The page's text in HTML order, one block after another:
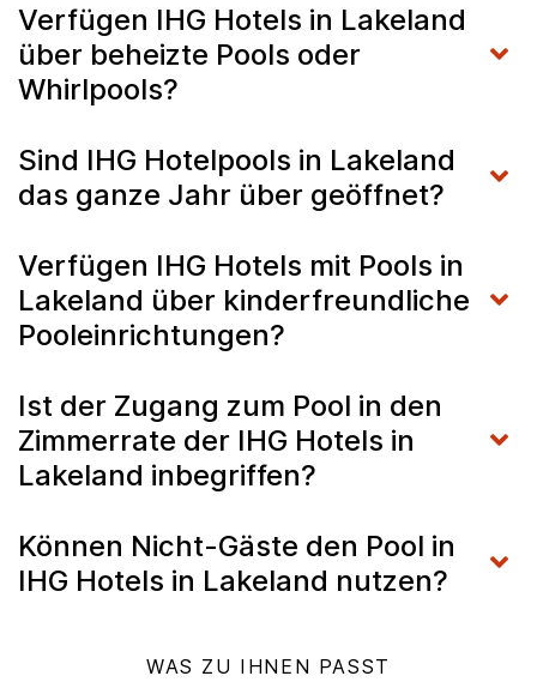
Verfügen IHG Hotels in Lakeland
über beheizte Pools oder
Whirlpools?
Sind IHG Hotelpools in Lakeland
das ganze Jahr über geöffnet?
Verfügen IHG Hotels mit Pools in
Lakeland über kinderfreundliche
Pooleinrichtungen?
Ist der Zugang zum Pool in den
Zimmerrate der IHG Hotels in
Lakeland inbegriffen?
Können Nicht-Gäste den Pool in
IHG Hotels in Lakeland nutzen?
WAS ZU IHNEN PASST